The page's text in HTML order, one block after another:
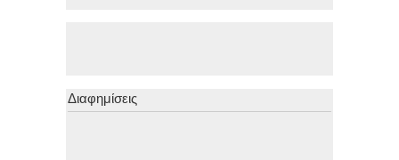
Διαφημίσεις